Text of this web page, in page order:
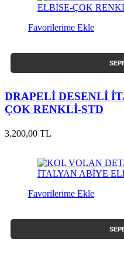
Favorilerime Ekle
DRAPELİ DESENLİ
ÇOK RENKLİ-STD
3.200,00 TL
Favorilerime Ekle